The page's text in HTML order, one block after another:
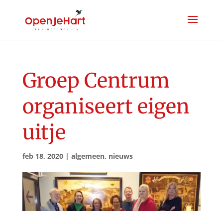
Groep Centrum
organiseert eigen
uitje
feb 18, 2020| algemeen, nieuws